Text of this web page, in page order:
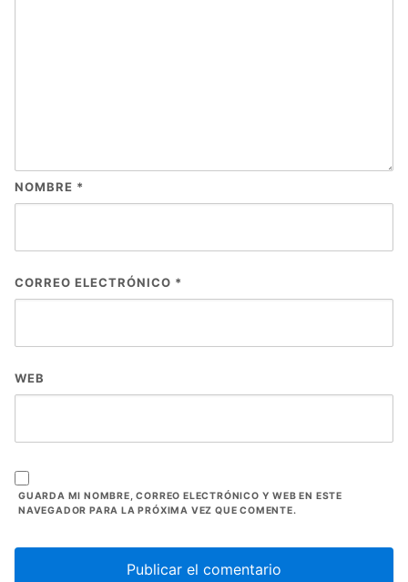
NOMBRE *
CORREO ELECTRÓNICO *
WEB
GUARDA MI NOMBRE, CORREO ELECTRÓNICO Y WEB EN ESTE
NAVEGADOR PARA LA PRÓXIMA VEZ QUE COMENTE.